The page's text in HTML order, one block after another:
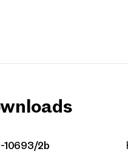
10693/2b